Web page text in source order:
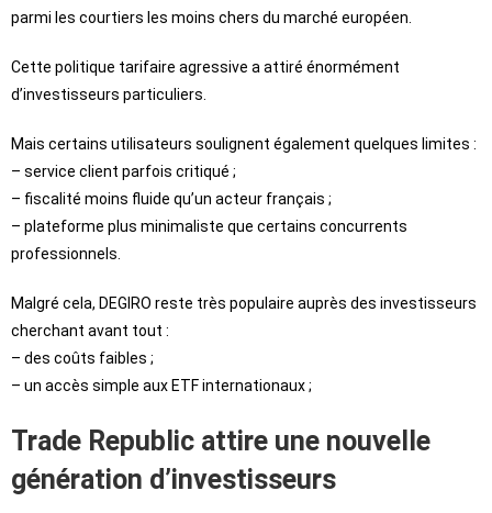
parmi les courtiers les moins chers du marché européen.
Cette politique tarifaire agressive a attiré énormément
d’investisseurs particuliers.
Mais certains utilisateurs soulignent également quelques limites :
– service client parfois critiqué ;
– fiscalité moins fluide qu’un acteur français ;
– plateforme plus minimaliste que certains concurrents
professionnels.
Malgré cela, DEGIRO reste très populaire auprès des investisseurs
cherchant avant tout :
– des coûts faibles ;
– un accès simple aux ETF internationaux ;
Trade Republic attire une nouvelle
génération d’investisseurs